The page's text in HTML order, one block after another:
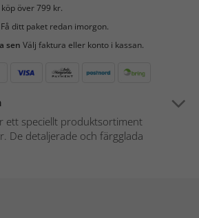
köp över 799 kr.
Få ditt paket redan imorgon.
sen Välj faktura eller konto i kassan.
ett speciellt produktsortiment
De detaljerade och färgglada